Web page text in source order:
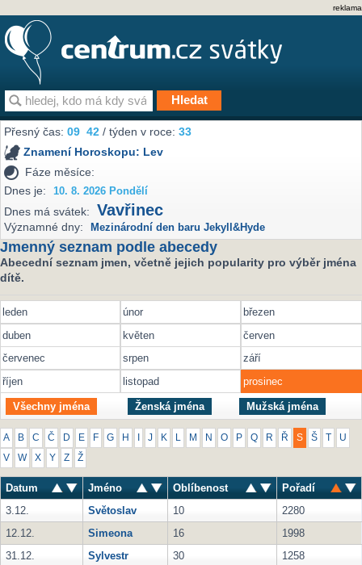
reklama
Přesný čas:09 42 / týden v roce:33
Znamení Horoskopu: Lev
Fáze měsíce:
Dnes je:
10. 8. 2026 Pondělí
Dnes má svátek: Vavřinec
Významné dny: Mezinárodní den baru Jekyll&Hyde
Jmenný seznam podle abecedy
Abecední seznam jmen, včetně jejich popularity pro výběr jména
dítě.
leden únor
březen
duben
květen
červen
červenec
srpen
září
říjen
listopad prosinec
Všechny jména Ženská jména Mužská jména
A B C Č D E F G H J K M N O P Q R Ř S Š U
V W X Y Z Ž
Datum Jméno Oblíbenost
Pořadí
3.12.
Světoslav 10
2280
12.12.
Simeona 16
1998
31.12.
Sylvestr 30
1258